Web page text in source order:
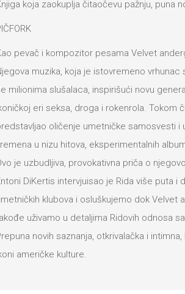
koja zaokuplja čitaočevu pažnju, puna
pevač i kompozitor pesama Velvet
muzika, koja je istovremeno
milionima slušalaca, inspirišući novu
eri seksa, droga i rokenrola. Tokom
oličenje umetničke samosvesti
u nizu hitova, eksperimentalnih
je uzbudljiva, provokativna priča o
DiKertis intervjuisao je Rida više puta
klubova i osluškujemo dok Velvet
uživamo u detaljima Ridovih odnosa
novih saznanja, otkrivalačka i
američke kulture.